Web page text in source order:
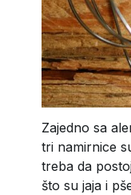
Zajedno sa
tri namirnice
treba da
što su jaja i